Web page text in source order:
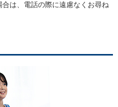
は、電話の際に遠慮なくお尋ね